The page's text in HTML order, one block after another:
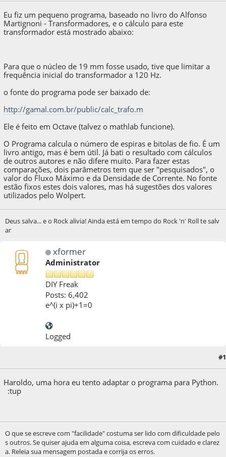
Eu fiz um pequeno programa, baseado no livro do Alfonso
Martignoni - Transformadores, e o cálculo para este
transformador está mostrado abaixo:
Para que o núcleo de 19 mm fosse usado, tive que limitar a
frequência inicial do transformador a 120 Hz.
o fonte do programa pode ser baixado de:
http://gamal.com.br/public/calc_trafo.m
Ele é feito em Octave (talvez o mathlab funcione).
O Programa calcula o número de espiras e bitolas de fio. É um
livro antigo, mas é bem útil. Já bati o resultado com cálculos
de outros autores e não difere muito. Para fazer estas
comparações, dois parâmetros tem que ser "pesquisados", o
valor do Fluxo Máximo e da Densidade de Corrente. No fonte
estão fixos estes dois valores, mas há sugestões dos valores
utilizados pelo Wolpert.
Deus salva... e o Rock alivia! Ainda está em tempo do Rock 'n' Roll te salv
ar
xformer
Administrator
DIY Freak
Posts: 6,402
e^(i x pi)+1=0
Logged
#1
Haroldo, uma hora eu tento adaptar o programa para Python.
:tup
O que se escreve com "facilidade" costuma ser lido com dificuldade pelo
s outros. Se quiser ajuda em alguma coisa, escreva com cuidado e clarez
a. Releia sua mensagem postada e corrija os erros.